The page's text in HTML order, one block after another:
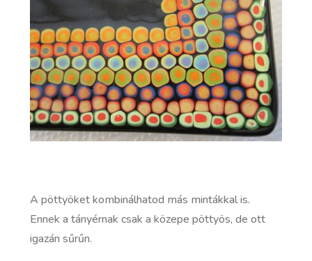
A pöttyöket kombinálhatod más mintákkal is.
Ennek a tányérnak csak a közepe pöttyös, de ott
igazán sűrűn.